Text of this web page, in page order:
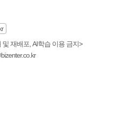
재배포, AI학습 이용 금지>